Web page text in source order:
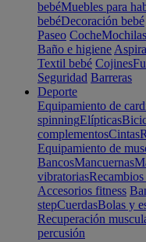
bebéMuebles para
bebéDecoración bebé
Paseo CocheMochilas
Baño e higiene
Textil bebé Cojines
Seguridad Barreras
Deporte
Equipamiento de
spinningElípticas
complementosCintas
Equipamiento de
BancosMancuernas
vibratorias
Accesorios fitness
stepCuerdasBolas y
Recuperación
percusión